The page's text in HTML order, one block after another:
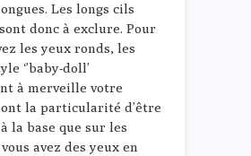
Les longs cils
donc à exclure. Pour
les yeux ronds, les
‘’baby-doll’
à merveille votre
la particularité d’être
la base que sur les
avez des yeux en